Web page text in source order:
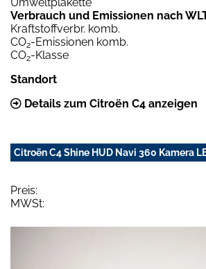
Verbrauch und Emissionen nach
Kraftstoffverbr. komb.
CO2-Emissionen komb.
CO2-Klasse
Standort
Details zum Citroën C4 anzeigen
Citroën C4 Shine HUD Navi 360 Kamera
Preis:
MWSt: